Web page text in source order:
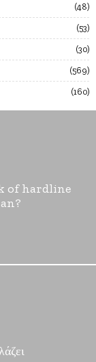
48
53
30
569
160
of hardline